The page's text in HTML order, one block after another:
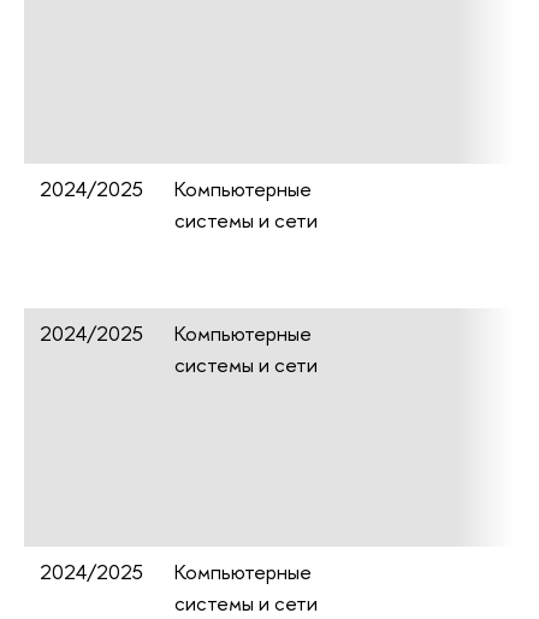
2024/2025
Компьютерные
системы и сети
2024/2025
Компьютерные
системы и сети
2024/2025
Компьютерные
системы и сети